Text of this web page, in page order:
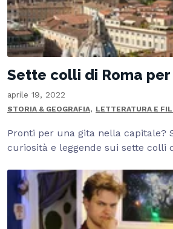
Sette colli di Roma
aprile 19, 2022
STORIA & GEOGRAFIA, LETTERATURA E
Pronti per una gita nella capitale?
curiosità e leggende sui sette colli